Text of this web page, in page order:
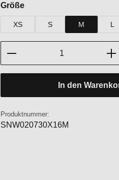
Größeauswählen
XS S M L
Produkt Anzahl: Gib
In den
Produktnummer:
SNW020730X16M